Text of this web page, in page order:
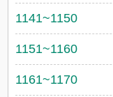
1141~1150
1151~1160
1161~1170